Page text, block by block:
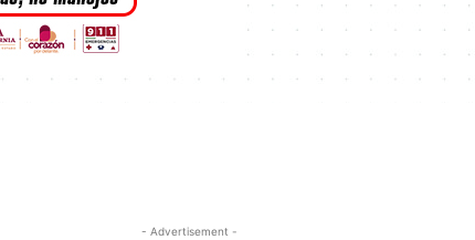
- Advertisement -